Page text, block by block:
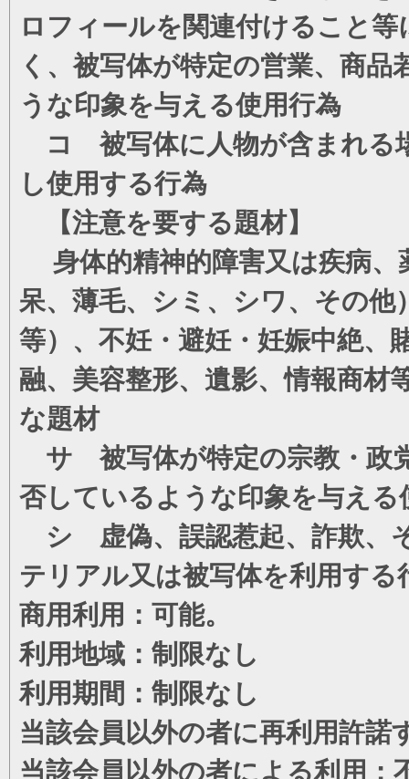
ロフィールを関連付けること
く、被写体が特定の営業、商
うな印象を与える使用行為
コ 被写体に人物が含まれる
し使用する行為
【注意を要する題材】
身体的精神的障害又は疾病、
呆、薄毛、シミ、シワ、その他
等）、不妊・避妊・妊娠中絶、
融、美容整形、遺影、情報商材
な題材
サ 被写体が特定の宗教・政
否しているような印象を与える
シ 虚偽、誤認惹起、詐欺、
テリアル又は被写体を利用する
商用利用：可能。
利用地域：制限なし
利用期間：制限なし
当該会員以外の者に再利用許諾
当該会員以外の者による利用：